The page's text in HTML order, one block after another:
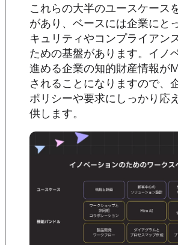
これらの大半のユースケース
があり、ベースには企業にと
キュリティやコンプライアン
ための基盤があります。イノ
進める企業の知的財産情報が
されることになりますので、
ポリシーや要求にしっかり応
供します。